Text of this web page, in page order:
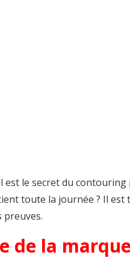
est le secret du
toute la journée ? Il
preuves.
de la